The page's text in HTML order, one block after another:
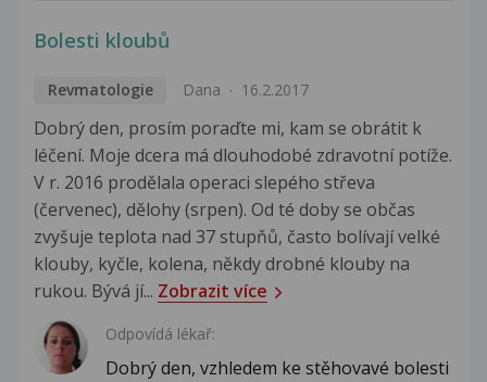
Bolesti kloubů
Revmatologie Dana 16.2.2017
Dobrý den, prosím poraďte mi, kam se obrátit k
léčení. Moje dcera má dlouhodobé zdravotní potíže.
V r. 2016 prodělala operaci slepého střeva
(červenec), dělohy (srpen). Od té doby se občas
zvyšuje teplota nad 37 stupňů, často bolívají velké
klouby, kyčle, kolena, někdy drobné klouby na
rukou. Bývá jí... Zobrazit více
Odpovídá lékař:
Dobrý den, vzhledem ke stěhovavé bolesti